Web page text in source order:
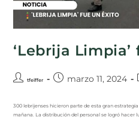
‘Lebrija
tfeiffer marzo 11, 2024
300 lebrijenses hicieron parte de esta gran
mañana. La distribución del personal se logró hacer